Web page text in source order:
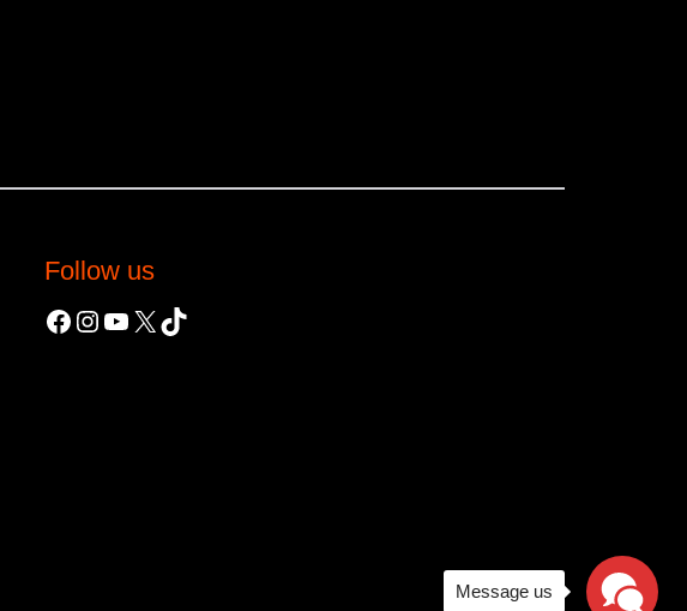
Follow us
Facebook
Instagram
YouTube
X TikTok
Message us